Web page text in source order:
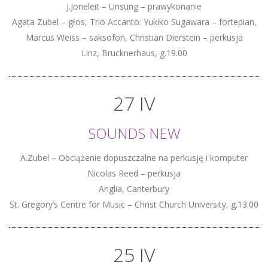
J.Joneleit – Unsung – prawykonanie
Agata Zubel – głos, Trio Accanto: Yukiko Sugawara – fortepian,
Marcus Weiss – saksofon, Christian Dierstein – perkusja
Linz, Brucknerhaus, g.19.00
27 IV
SOUNDS NEW
A.Zubel – Obciążenie dopuszczalne na perkusję i komputer
Nicolas Reed – perkusja
Anglia, Canterbury
St. Gregory’s Centre for Music – Christ Church University, g.13.00
25 IV